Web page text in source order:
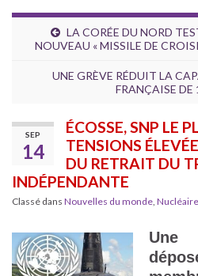
LA CORÉE DU NORD
NOUVEAU « MISSILE DE
UNE GRÈVE RÉDUIT LA
FRANÇAISE DE
SEP
14
ÉCOSSE, SNP LE
TENSIONS
DU RETRAIT DU
INDÉPENDANTE
Classé dans Nouvelles du monde,